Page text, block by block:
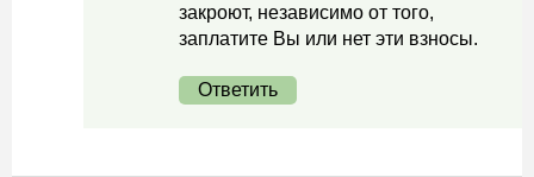
закроют, независимо от того,
заплатите Вы или нет эти взносы.
Ответить